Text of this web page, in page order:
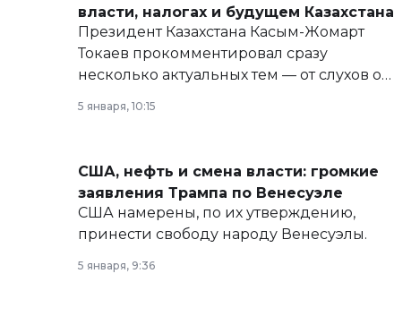
власти, налогах и будущем Казахстана
Президент Казахстана Касым-Жомарт
Токаев прокомментировал сразу
несколько актуальных тем — от слухов о
армии, экономики и личного здоровья.
5 января, 10:15
США, нефть и смена власти: громкие
заявления Трампа по Венесуэле
США намерены, по их утверждению,
принести свободу народу Венесуэлы.
5 января, 9:36